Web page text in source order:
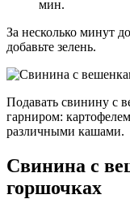
мин.
За несколько минут
добавьте зелень.
Подавать свинину с
гарниром:
различными кашами.
Свинина с
горшочках